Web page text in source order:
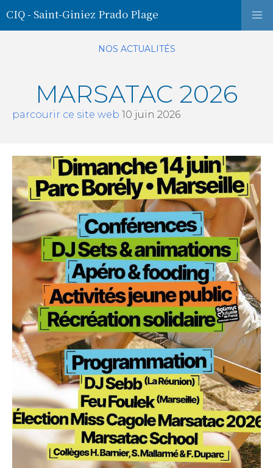
CIQ - Saint-Giniez Prado Plage
NOS ACTUALITÉS
MARSATAC 2026
parcourir ce site web 10 juin 2026